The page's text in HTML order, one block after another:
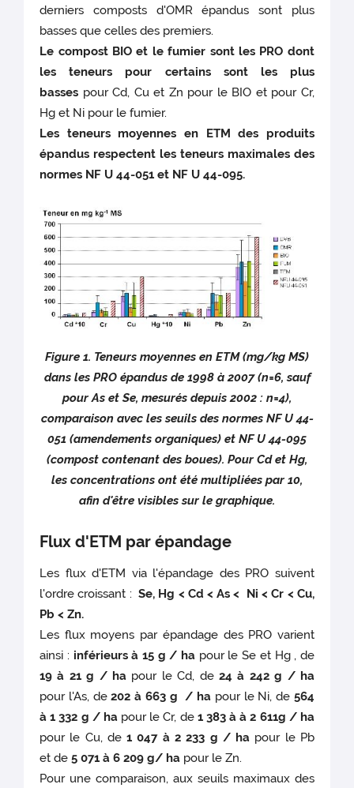
derniers composts d'OMR épandus sont plus
basses que celles des premiers.
Le compost BIO et le fumier sont les PRO dont
les teneurs pour certains sont les plus
basses pour Cd, Cu et Zn pour le BIO et pour Cr,
Hg et Ni pour le fumier.
Les teneurs moyennes en ETM des produits
épandus respectent les teneurs maximales des
normes NF U 44-051 et NF U 44-095.
Figure 1. Teneurs moyennes en ETM (mg/kg MS)
dans les PRO épandus de 1998 à 2007 (n=6, sauf
pour As et Se, mesurés depuis 2002 : n=4),
comparaison avec les seuils des normes NF U 44-
051 (amendements organiques) et NF U 44-095
(compost contenant des boues). Pour Cd et Hg,
les concentrations ont été multipliées par 10,
afin d'être visibles sur le graphique.
Flux d'ETM par épandage
Les flux d'ETM via l'épandage des PRO suivent
l'ordre croissant :Se, Hg < Cd < As < Ni < Cr < Cu,
Pb < Zn.
Les flux moyens par épandage des PRO varient
ainsi : inférieurs à 15 g / ha pour le Se et Hg , de
19 à 21 g / ha pour le Cd, de 24 à 242 g / ha
pour l'As, de202 à 663 g / ha pour le Ni, de 564
à 1 332 g / ha pour le Cr, de 1 383 à à 2 611g / ha
pour le Cu, de1 047 à 2 233 g / ha pour le Pb
et de5 071 à 6 209 g/ ha pour le Zn.
Pour une comparaison, aux seuils maximaux des